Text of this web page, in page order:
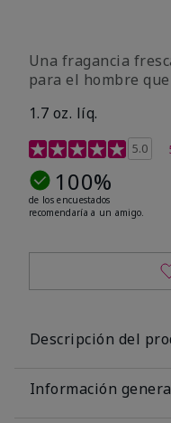
Una fragancia
para el hombre
1.7 oz. líq.
Calificación de 5.0
100%
de los encuestados
recomendaría a un amigo.
Descripción del
Información